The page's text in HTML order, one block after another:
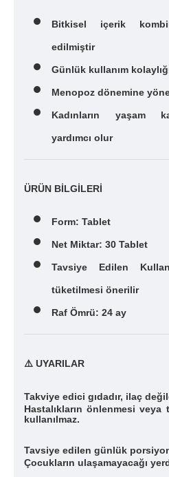
Bitkisel içerik
edilmiştir
Günlük kullanım
Menopoz dönemine
Kadınların yaşam
yardımcı olur
ÜRÜN BİLGİLERİ
Form: Tablet
Net Miktar: 30 Tablet
Tavsiye Edilen
tüketilmesi önerilir
Raf Ömrü: 24 ay
⚠️ UYARILAR
Takviye edici gıdadır, ilaç
Hastalıkların önlenmesi veya
kullanılmaz.
Tavsiye edilen günlük
Çocukların ulaşamayacağı